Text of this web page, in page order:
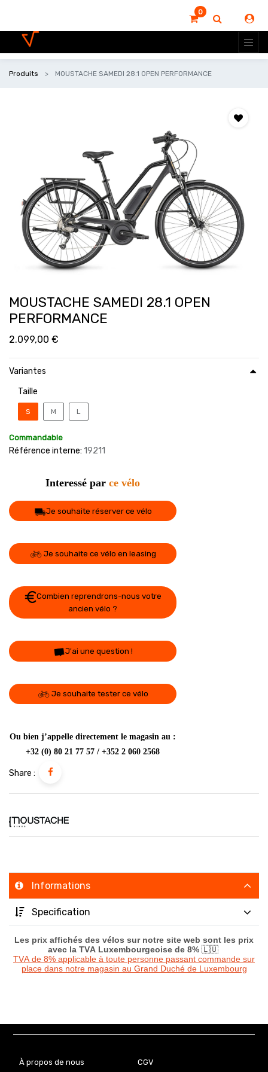
0
Produits MOUSTACHE SAMEDI 28.1 OPEN PERFORMANCE
MOUSTACHE SAMEDI 28.1 OPEN
PERFORMANCE
2.099,00 €
Variantes
Taille
S M L
Commandable
Référence interne: 19211
Interessé par ce vélo
Je souhaite réserver ce vélo
Je souhaite ce vélo en leasing
Combien reprendrons-nous votre
ancien vélo ?
J'ai une question !
Je souhaite tester ce vélo
Ou bien j’appelle directement le magasin au :
+32 (0) 80 21 77 57 / +352 2 060 2568
Share :
Informations
Specification
Les prix affichés des vélos sur notre site web sont les prix
avec la TVA Luxembourgeoise de 8% 🇱🇺
TVA de 8% applicable à toute personne passant commande sur
place dans notre magasin au Grand Duché de Luxembourg
À propos de nous CGV